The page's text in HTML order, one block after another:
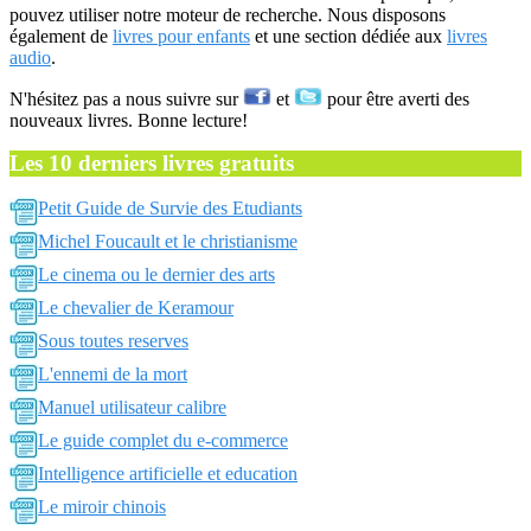
pouvez utiliser notre moteur de recherche. Nous disposons
également de livres pour enfants et une section dédiée aux livres
audio.
N'hésitez pas a nous suivre sur et
pour être averti des
nouveaux livres. Bonne lecture!
Les 10 derniers livres gratuits
Petit Guide de Survie des Etudiants
Michel Foucault et le christianisme
Le cinema ou le dernier des arts
Le chevalier de Keramour
Sous toutes reserves
L'ennemi de la mort
Manuel utilisateur calibre
Le guide complet du e-commerce
Intelligence artificielle et education
Le miroir chinois